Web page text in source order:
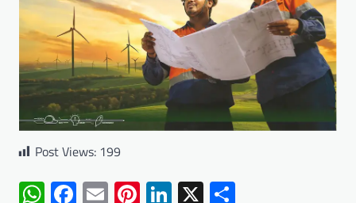
Post Views: 199
WhatsApp
Facebook
EmailPinterest
LinkedIn
X